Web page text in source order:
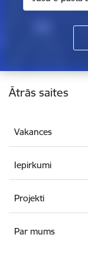
Kājene
Ātrās saites
Vakances
Iepirkumi
Projekti
Par mums